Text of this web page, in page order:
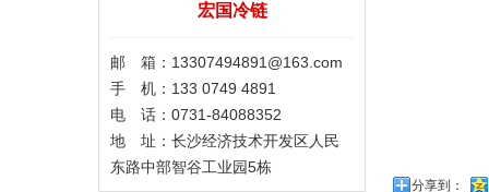
宏国冷链
邮 箱：13307494891@163.com
手 机：133 0749 4891
电 话：0731-84088352
地 址：长沙经济技术开发区人民
东路中部智谷工业园5栋
分享到：